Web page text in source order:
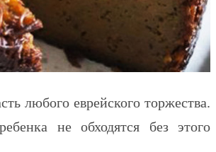
любого еврейского торжества.
не обходятся без этого